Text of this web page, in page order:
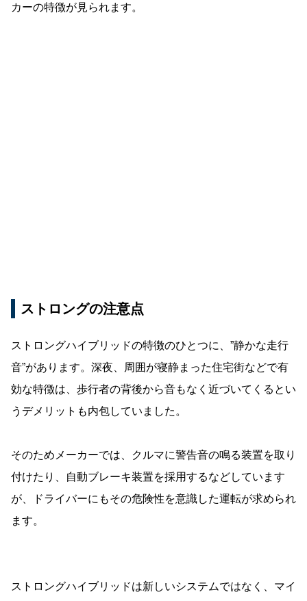
カーの特徴が見られます。
ストロングの注意点
ストロングハイブリッドの特徴のひとつに、”静かな走行
音”があります。深夜、周囲が寝静まった住宅街などで有
効な特徴は、歩行者の背後から音もなく近づいてくるとい
うデメリットも内包していました。
そのためメーカーでは、クルマに警告音の鳴る装置を取り
付けたり、自動ブレーキ装置を採用するなどしています
が、ドライバーにもその危険性を意識した運転が求められ
ます。
ストロングハイブリッドは新しいシステムではなく、マイ